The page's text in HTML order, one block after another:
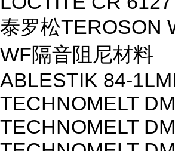
泰罗松TEROSON
WF隔音阻尼材料
ABLESTIK 84-
TECHNOMELT
TECHNOMELT